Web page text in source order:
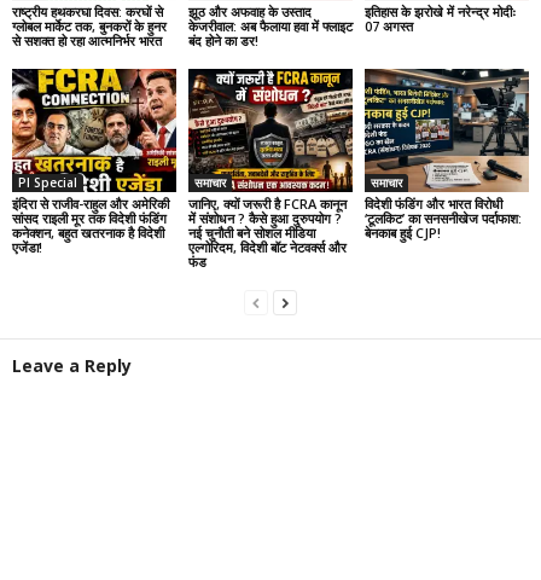
राष्ट्रीय हथकरघा दिवस: करघों से
ग्लोबल मार्केट तक, बुनकरों के हुनर
से सशक्त हो रहा आत्मनिर्भर भारत
झूठ और अफवाह के उस्ताद
केजरीवाल: अब फैलाया हवा में फ्लाइट
बंद होने का डर!
इतिहास के झरोखे में नरेन्द्र मोदीः
07 अगस्त
PI Special
इंदिरा से राजीव-राहुल और अमेरिकी
सांसद राइली मूर तक विदेशी फंडिंग
कनेक्शन, बहुत खतरनाक है विदेशी
एजेंडा!
समाचार
जानिए, क्यों जरूरी है FCRA कानून
में संशोधन ? कैसे हुआ दुरुपयोग ?
नई चुनौती बने सोशल मीडिया
एल्गोरिदम, विदेशी बॉट नेटवर्क्स और
फंड
समाचार
विदेशी फंडिंग और भारत विरोधी
‘टूलकिट’ का सनसनीखेज पर्दाफाश:
बेनकाब हुई CJP!
Leave a Reply